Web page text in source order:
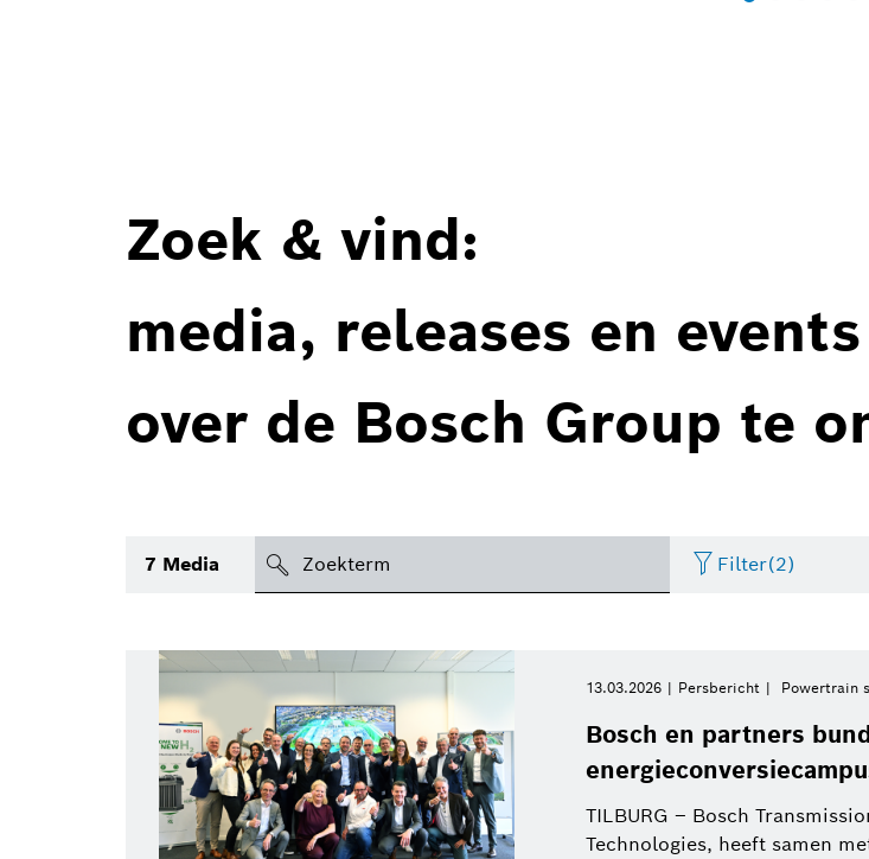
Zoek & vind:
media, releases en
over de Bosch Group te
7 Media
search
icon
Filter(2)
Topic(1)
Gebied
Regio
Periode
Internet of Things
Electrified mobility
Energy
Technology
Gelieve te
Gelieve te
Deze week
Perskit
Vidéo
13.03.2026 Persbericht Powertrain
Bosch en partners
TILBURG – Bosch
Technologies, heeft samen